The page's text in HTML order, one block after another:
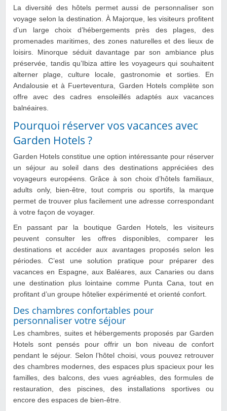
La diversité des hôtels permet aussi de personnaliser son
voyage selon la destination. À Majorque, les visiteurs profitent
d’un large choix d’hébergements près des plages, des
promenades maritimes, des zones naturelles et des lieux de
loisirs. Minorque séduit davantage par son ambiance plus
préservée, tandis qu’Ibiza attire les voyageurs qui souhaitent
alterner plage, culture locale, gastronomie et sorties. En
Andalousie et à Fuerteventura, Garden Hotels complète son
offre avec des cadres ensoleillés adaptés aux vacances
balnéaires.
Pourquoi réserver vos vacances avec
Garden Hotels ?
Garden Hotels constitue une option intéressante pour réserver
un séjour au soleil dans des destinations appréciées des
voyageurs européens. Grâce à son choix d’hôtels familiaux,
adults only, bien-être, tout compris ou sportifs, la marque
permet de trouver plus facilement une adresse correspondant
à votre façon de voyager.
En passant par la boutique Garden Hotels, les visiteurs
peuvent consulter les offres disponibles, comparer les
destinations et accéder aux avantages proposés selon les
périodes. C’est une solution pratique pour préparer des
vacances en Espagne, aux Baléares, aux Canaries ou dans
une destination plus lointaine comme Punta Cana, tout en
profitant d’un groupe hôtelier expérimenté et orienté confort.
Des chambres confortables pour
personnaliser votre séjour
Les chambres, suites et hébergements proposés par Garden
Hotels sont pensés pour offrir un bon niveau de confort
pendant le séjour. Selon l’hôtel choisi, vous pouvez retrouver
des chambres modernes, des espaces plus spacieux pour les
familles, des balcons, des vues agréables, des formules de
restauration, des piscines, des installations sportives ou
encore des espaces de bien-être.